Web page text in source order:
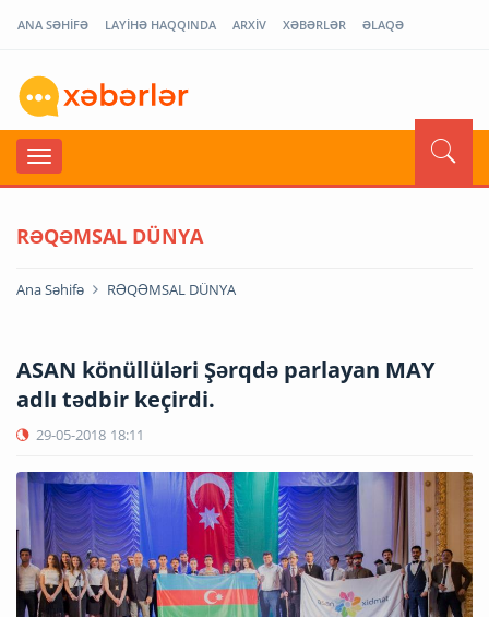
ANA SƏHİFƏ LAYİHƏ HAQQINDA ARXİV XƏBƏRLƏR ƏLAQƏ
RƏQƏMSAL DÜNYA
Ana Səhifə RƏQƏMSAL DÜNYA
ASAN könüllüləri Şərqdə parlayan MAY
adlı tədbir keçirdi.
29-05-2018 18:11